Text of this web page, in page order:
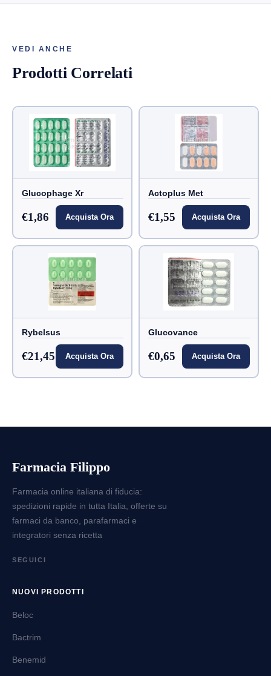
VEDI ANCHE
Prodotti Correlati
Glucophage Xr
€1,86 Acquista Ora
Actoplus Met
€1,55 Acquista Ora
Rybelsus
€21,45 Acquista Ora
Glucovance
€0,65 Acquista Ora
Farmacia Filippo
Farmacia online italiana di fiducia:
spedizioni rapide in tutta Italia, offerte su
farmaci da banco, parafarmaci e
integratori senza ricetta
SEGUICI
NUOVI PRODOTTI
Beloc
Bactrim
Benemid